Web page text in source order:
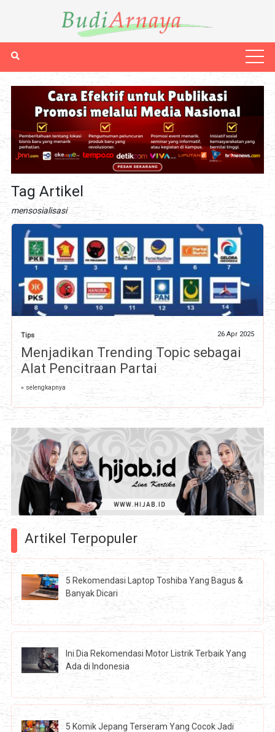
Tag Artikel
mensosialisasi
Tips 26 Apr 2025
Menjadikan Trending Topic sebagai
Alat Pencitraan Partai
» selengkapnya
Artikel Terpopuler
5 Rekomendasi Laptop Toshiba Yang Bagus &
Banyak Dicari
Ini Dia Rekomendasi Motor Listrik Terbaik Yang
Ada di Indonesia
5 Komik Jepang Terseram Yang Cocok Jadi